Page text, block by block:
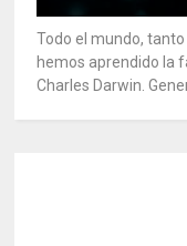
Todo el mundo,
hemos aprendido la
Charles Darwin.